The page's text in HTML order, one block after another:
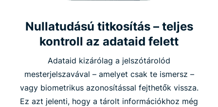
Nullatudású titkosítás – teljes
kontroll az adataid felett
Adataid kizárólag a jelszótárolód
mesterjelszavával – amelyet csak te ismersz –
vagy biometrikus azonosítással fejthetők vissza.
Ez azt jelenti, hogy a tárolt információkhoz még